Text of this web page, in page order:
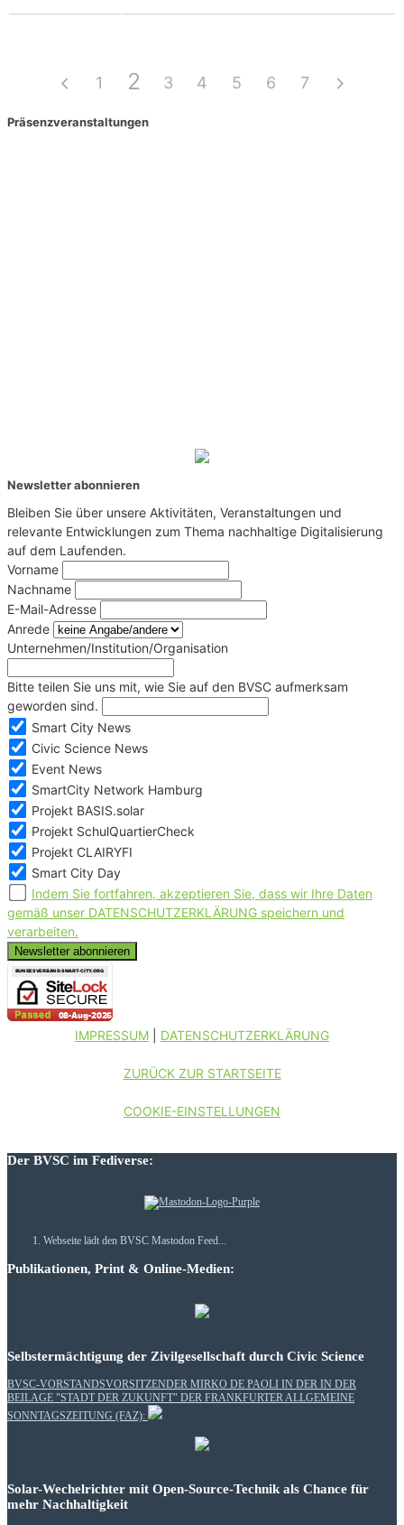
1 2 3 4 5 6 7
Präsenzveranstaltungen
Newsletter abonnieren
Bleiben Sie über unsere Aktivitäten, Veranstaltungen und
relevante Entwicklungen zum Thema nachhaltige Digitalisierung
auf dem Laufenden.
Vorname
Nachname
E-Mail-Adresse
Anrede
Unternehmen/Institution/Organisation
Bitte teilen Sie uns mit, wie Sie auf den BVSC aufmerksam
geworden sind.
Smart City News
Civic Science News
Event News
SmartCity Network Hamburg
Projekt BASIS.solar
Projekt SchulQuartierCheck
Projekt CLAIRYFI
Smart City Day
Indem Sie fortfahren, akzeptieren Sie, dass wir Ihre Daten
gemäß unser DATENSCHUTZERKLÄRUNG speichern und
verarbeiten.
IMPRESSUM DATENSCHUTZERKLÄRUNG
ZURÜCK ZUR STARTSEITE
COOKIE-EINSTELLUNGEN
Der BVSC im Fediverse:
Webseite lädt den BVSC Mastodon Feed...
Publikationen, Print & Online-Medien:
Selbstermächtigung der Zivilgesellschaft durch Civic Science
BVSC-VORSTANDSVORSITZENDER MIRKO DE PAOLI IN DER IN DER
BEILAGE "STADT DER ZUKUNFT" DER FRANKFURTER ALLGEMEINE
SONNTAGSZEITUNG (FAZ):
Solar-Wechelrichter mit Open-Source-Technik als Chance für
mehr Nachhaltigkeit